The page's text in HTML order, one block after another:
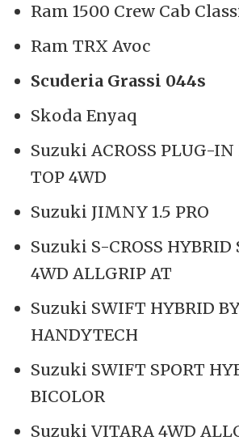
Ram 1500 Crew Cab
Ram TRX Avoc
Scuderia Grassi 044s
Skoda Enyaq
Suzuki ACROSS PLUG-IN
TOP 4WD
Suzuki JIMNY 1.5 PRO
Suzuki S-CROSS HYBRID
4WD ALLGRIP AT
Suzuki SWIFT HYBRID
HANDYTECH
Suzuki SWIFT SPORT
BICOLOR
Suzuki VITARA 4WD